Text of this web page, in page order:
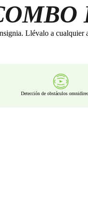
Llévalo a
Detección de obstáculos